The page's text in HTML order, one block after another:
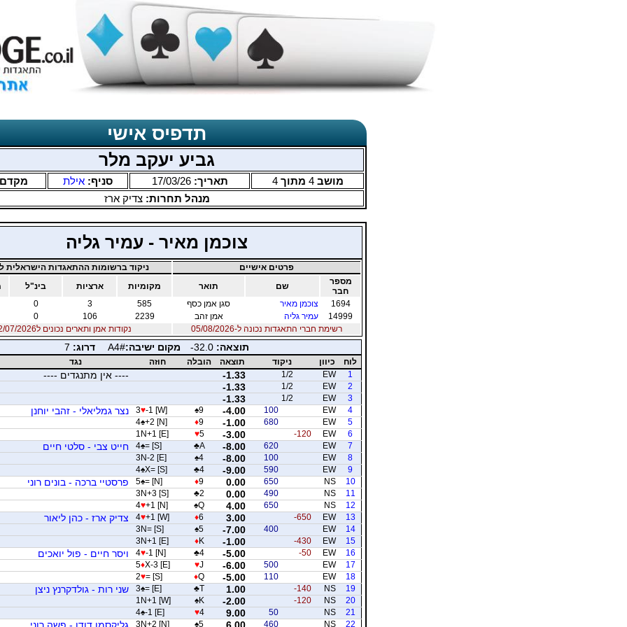
תדפיס אישי
גביע יעקב מלר
מושב4 מתוך4 תאריך:17/03/26 סניף: אילת
מנהל תחרות:צדיק ארז
צוכמן מאיר - עמיר גליה
פרטים אישיים
ניקוד ברשומות ההתאגדות הישראלית
מספר
חבר
שם תואר מקומיות ארציות בינ"ל
1694
צוכמן מאיר סגן אמן כסף 585
3
0
14999
עמיר גליה אמן זהב 2239
106
0
רשימת חברי התאגדות נכונה ל-05/08/2026
נקודות אמן ותארים נכונים ל12/07/2026
תוצאה: -32.0 מקום ישיבה:A4# דרוג: 7
לוח כיוון ניקוד תוצאה הובלה חוזה
נגד
1
EW
1/2
-1.33 ---- אין מתנגדים ----
2
EW
1/2
-1.33
3
EW
1/2
-1.33
4
EW
100
-4.00
♠9
3♥-1 [W] נצר גמליאלי - זהבי יוחנן
5
EW
680
-1.00
♦9
4♠+2 [N]
6
EW
-120
-3.00
♥5
1N+1 [E]
7
EW
620
-8.00
♣A
4♠= [S] חייט צבי - סלטי חיים
8
EW
100
-8.00
♠4
3N-2 [E]
9
EW
590
-9.00
♣4
4♠X= [S]
10
NS
650
0.00
♦9
5♠= [N] פרסטיי ברכה - בונים רוני
11
NS
490
0.00
♣2
3N+3 [S]
12
NS
650
4.00
♠Q
4♥+1 [N]
13
EW
-650
3.00
♦6
4♥+1 [W] צדיק ארז - כהן ליאור
14
EW
400
-7.00
♠5
3N= [S]
15
EW
-430
-1.00
♦K
3N+1 [E]
16
EW
-50
-5.00
♣4
4♥-1 [N] ויסר חיים - פול יואכים
17
EW
500
-6.00
♥J
5♦X-3 [E]
18
EW
110
-5.00
♦Q
2♥= [S]
19
NS
-140
1.00
♣T
3♠= [E] שני רות - גולדקרנץ ניצן
20
NS
-120
-2.00
♠K
1N+1 [W]
21
NS
50
9.00
♥4
4♠-1 [E]
22
NS
460
6.00
♠5
3N+2 [N] גליקסמן דודו - פשה רוני